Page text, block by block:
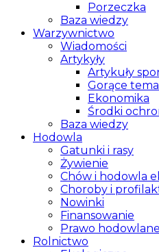
Porzeczka
Baza wiedzy
Warzywnictwo
Wiadomości
Artykyły
Artykuły
Gorące
Ekonomika
Środki
Baza wiedzy
Hodowla
Gatunki i rasy
Żywienie
Chów i hodowla
Choroby i
Nowinki
Finansowanie
Prawo hodowlane
Rolnictwo